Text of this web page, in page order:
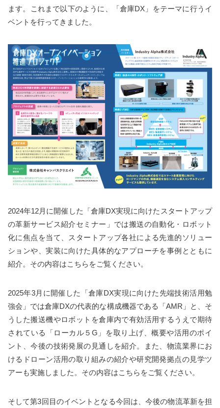
ます。これまで以下のように、「倉庫DX」をテーマに行うイ
ベントを行ってきました。
2024年12月に開催した「倉庫DX実現に向けたスタートアップ
の革新サービス紹介セミナー」では搬送の自動化・ロボット
化に焦点を当て、スタートアップ各社による先進的ソリュー
ションや、実装に向けた具体的なアプローチを事例とともに
紹介。その内容はこちら をご覧ください。
2025年3月に開催した「倉庫DX実現に向けた先端技術活用勉
強会」では倉庫DXの代表的な構成機器である「AMR」と、そ
うした搬送機やロボットを倉庫内で有効活用するうえで期待
されている「ローカル５G」を取り上げ、概要や活用のポイ
ント、今後の技術発展の見通しを紹介。また、物流業界にお
けるドローン活用の取り組みの紹介や研究開発拠点の見学ツ
アーも実施しました。その内容はこちら をご覧ください。
そして第3回目のイベントとなる今回は、今後の物流革新を担